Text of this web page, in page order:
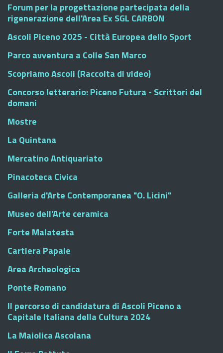
Forum per la progettazione partecipata della
rigenerazione dell'Area Ex SGL CARBON
Ascoli Piceno 2025 - Città Europea dello Sport
Parco avventura a Colle San Marco
Scopriamo Ascoli (Raccolta di video)
Concorso letterario: Piceno Futura - Scrittori del
domani
Mostre
La Quintana
Mercatino Antiquariato
Pinacoteca Civica
Galleria d'Arte Contemporanea "O. Licini"
Museo dell'Arte ceramica
Forte Malatesta
Cartiera Papale
Area Archeologica
Ponte Romano
Il percorso di candidatura di Ascoli Piceno a
Capitale Italiana della Cultura 2024
La Maiolica Ascolana